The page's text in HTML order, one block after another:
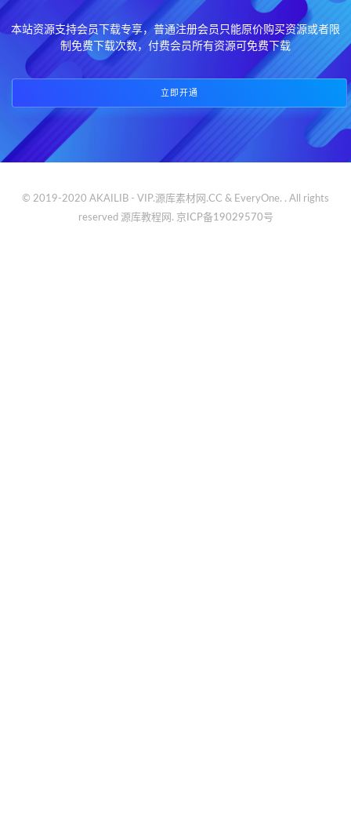
本站资源支持会员下载专享，普通注册会员只能原价购买资源或者限
制免费下载次数，付费会员所有资源可免费下载
立即开通
© 2019-2020 AKAILIB - VIP.源库素材网.CC & EveryOne. . All rights
reserved 源库教程网. 京ICP备19029570号